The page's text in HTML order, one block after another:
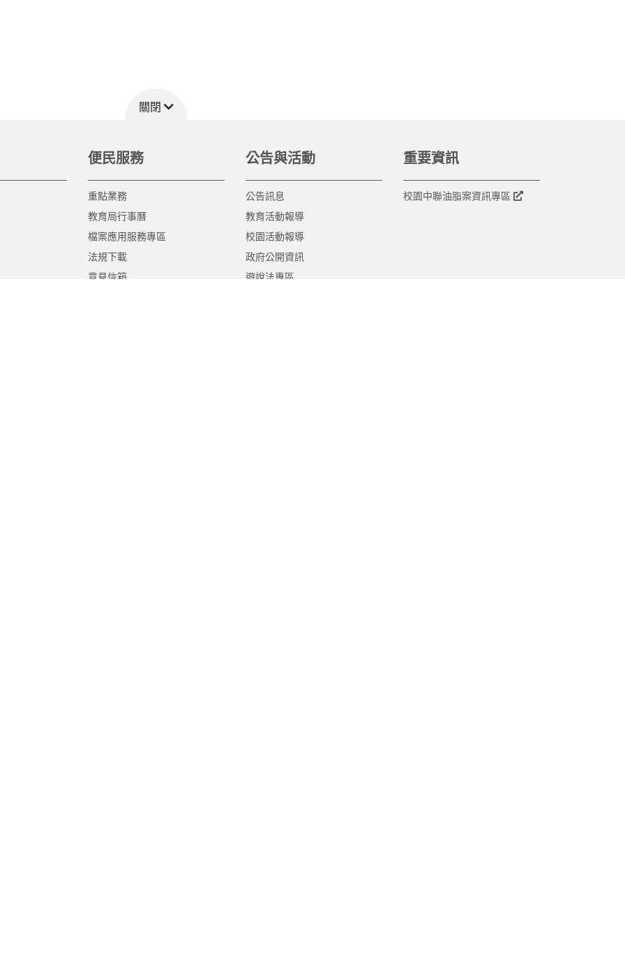
關閉
便民服務
重點業務
教育局行事曆
檔案應用服務專區
法規下載
意見信箱
公告與活動
公告訊息
教育活動報導
校園活動報導
政府公開資訊
遊說法專區
重要資訊
校園中聯油脂案資訊專區